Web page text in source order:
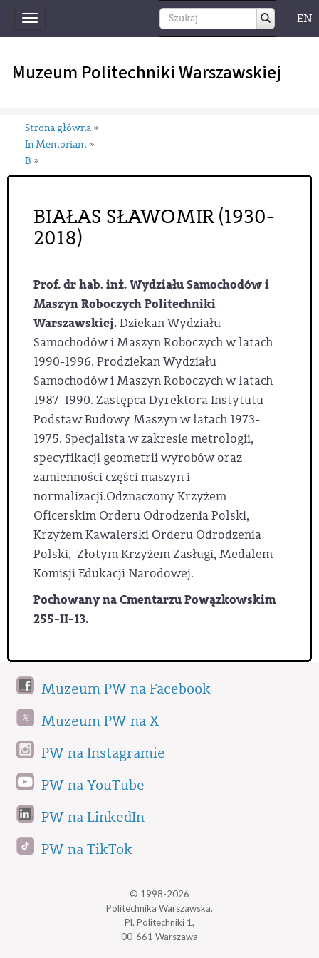
Toggle
navigation
EN
Muzeum Politechniki Warszawskiej
Strona główna »
In Memoriam »
B »
BIAŁAS SŁAWOMIR (1930-
2018)
Prof. dr hab. inż. Wydziału Samochodów i
Maszyn Roboczych Politechniki
Warszawskiej.Dziekan Wydziału
Samochodów i Maszyn Roboczych w latach
1990-1996. Prodziekan Wydziału
Samochodów i Maszyn Roboczych w latach
1987-1990. Zastępca Dyrektora Instytutu
Podstaw Budowy Maszyn w latach 1973-
1975. Specjalista w zakresie metrologii,
specyfikacji geometrii wyrobów oraz
zamienności części maszyn i
normalizacji.Odznaczony Krzyżem
Oficerskim Orderu Odrodzenia Polski,
Krzyżem Kawalerski Orderu Odrodzenia
Polski, Złotym Krzyżem Zasługi, Medalem
Komisji Edukacji Narodowej.
Pochowany na Cmentarzu Powązkowskim
255-II-13.
Muzeum PW na Facebook
Muzeum PW na X
PW na Instagramie
PW na YouTube
PW na LinkedIn
PW na TikTok
© 1998-2026
Politechnika Warszawska,
Pl. Politechniki 1,
00-661 Warszawa